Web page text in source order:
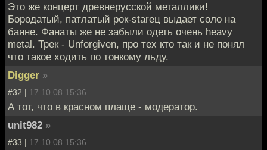
Это же концерт древнерусской металлики!
Бородатый, патлатый рок-stareц выдает соло на
баяне. Фанаты же не забыли одеть очень heavy
metal. Трек - Unforgiven, про тех кто так и не понял
что такое ходить по тонкому льду.
Digger »
#32 | 17.10.08 15:36
А тот, что в красном плаще - модератор.
unit982 »
#33 | 17.10.08 15:36